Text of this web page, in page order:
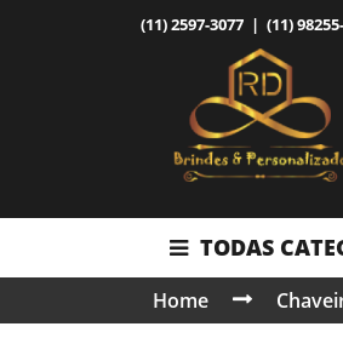
(11) 2597-3077 | (11)
TODAS
Home